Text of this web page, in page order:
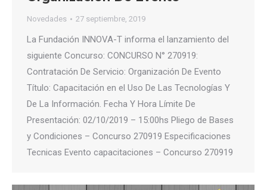
Novedades 27 septiembre, 2019
La Fundación INNOVA-T informa el lanzamiento del
siguiente Concurso: CONCURSO N° 270919:
Contratación De Servicio: Organización De Evento
Título: Capacitación en el Uso De Las Tecnologías Y
De La Información. Fecha Y Hora Límite De
Presentación: 02/10/2019 – 15:00hs Pliego de Bases
y Condiciones – Concurso 270919 Especificaciones
Tecnicas Evento capacitaciones – Concurso 270919